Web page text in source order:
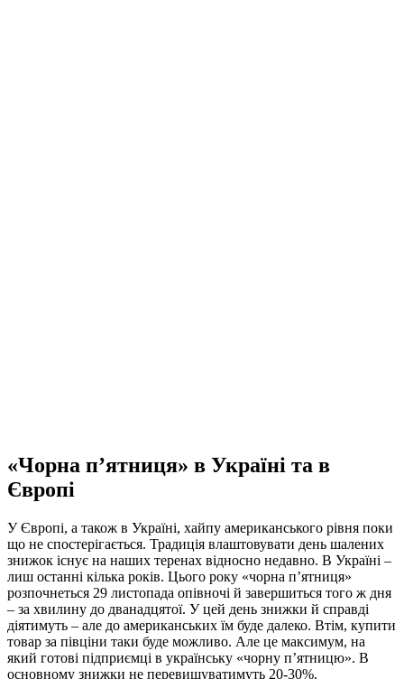
«Чорна п’ятниця» в Україні та в
Європі
У Європі, а також в Україні, хайпу американського рівня поки
що не спостерігається. Традиція влаштовувати день шалених
знижок існує на наших теренах відносно недавно. В Україні –
лиш останні кілька років. Цього року «чорна п’ятниця»
розпочнеться 29 листопада опівночі й завершиться того ж дня
– за хвилину до дванадцятої. У цей день знижки й справді
діятимуть – але до американських їм буде далеко. Втім, купити
товар за півціни таки буде можливо. Але це максимум, на
який готові підприємці в українську «чорну п’ятницю». В
основному знижки не перевищуватимуть 20-30%.